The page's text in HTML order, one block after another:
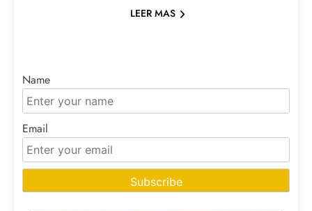
LEER MAS
Name
Email